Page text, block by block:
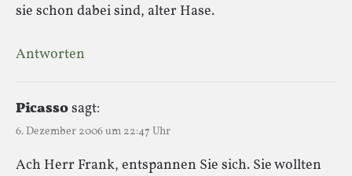
sie schon dabei sind, alter Hase.
Antworten
Picassosagt:
6. Dezember 2006 um 22:47 Uhr
Ach Herr Frank, entspannen Sie sich. Sie wollten